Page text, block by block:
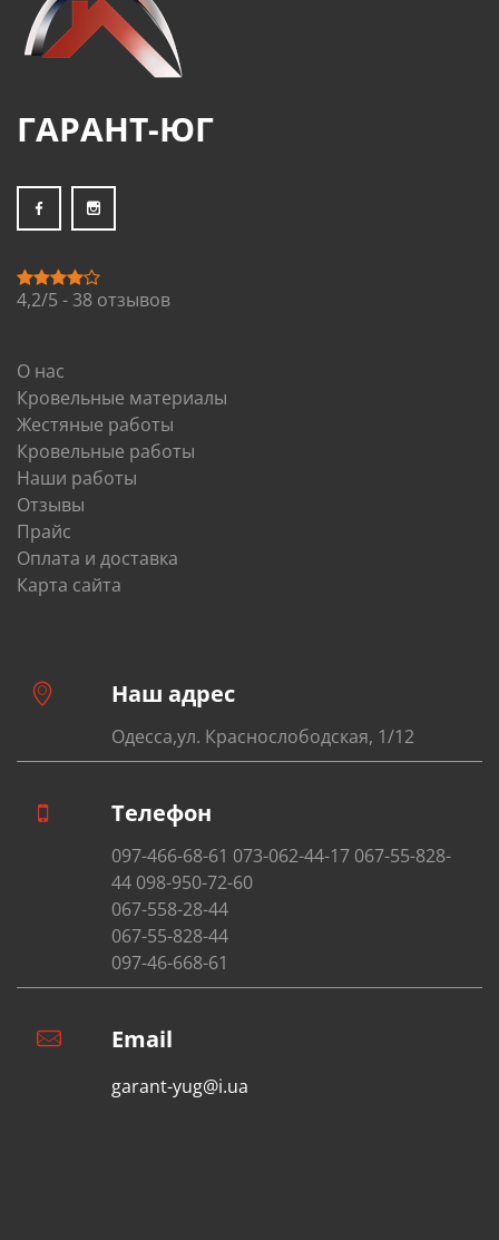
ГАРАНТ-ЮГ
4,2/5 - 38 отзывов
О нас
Кровельные материалы
Жестяные работы
Кровельные работы
Наши работы
Отзывы
Прайс
Оплата и доставка
Карта сайта
Наш адрес
Одесса,ул. Краснослободская, 1/12
Телефон
097-466-68-61 073-062-44-17 067-55-828-
44 098-950-72-60
067-558-28-44
067-55-828-44
097-46-668-61
Email
garant-yug@i.ua